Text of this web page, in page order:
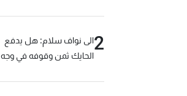
2الى نواف سلام: هل يدفع
الحايك ثمن وقوفه في وجه